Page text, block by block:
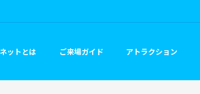
ットとは ご来場ガイド アトラクション